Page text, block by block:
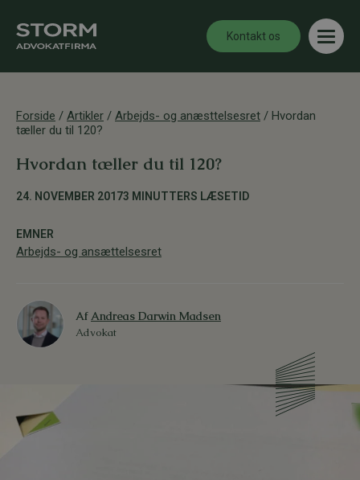
Kontakt os
Forside / Artikler / Arbejds- og anæsttelsesret / Hvordan
tæller du til 120?
Hvordan tæller du til 120?
24. NOVEMBER 20173 MINUTTERS LÆSETID
EMNER
Arbejds- og ansættelsesret
AfAndreas Darwin Madsen
Advokat